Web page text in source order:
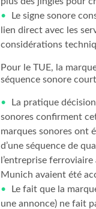
Le signe sonore
lien direct avec les
considérations
Pour le TUE, la
séquence sonore
La pratique
sonores confirment
marques sonores ont
d’une séquence de
l’entreprise
Munich avaient été
Le fait que la
une annonce) ne fait